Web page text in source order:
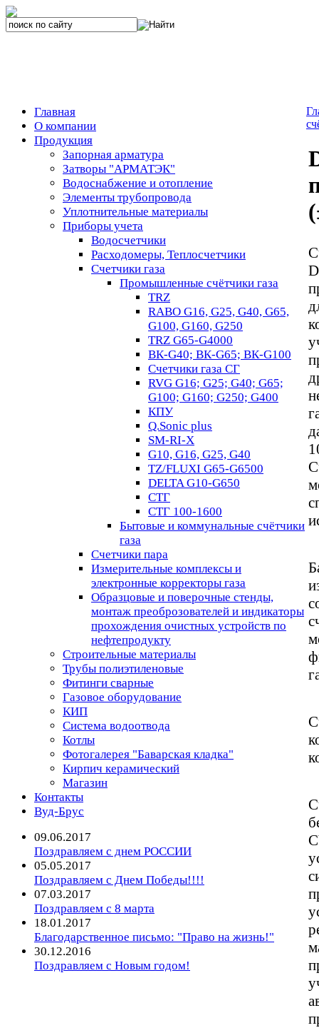
Главная
О компании
Продукция
Запорная арматура
Затворы "АРМАТЭК"
Водоснабжение и отопление
Элементы трубопровода
Уплотнительные материалы
Приборы учета
Водосчетчики
Расходомеры, Теплосчетчики
Счетчики газа
Промышленные счётчики газа
TRZ
RABO G16, G25, G40, G65,
G100, G160, G250
TRZ G65-G4000
ВК-G40; ВК-G65; ВК-G100
Счетчики газа СГ
RVG G16; G25; G40; G65;
G100; G160; G250; G400
КПУ
Q.Sonic plus
SM-RI-X
G10, G16, G25, G40
TZ/FLUXI G65-G6500
DELTA G10-G650
СТГ
СТГ 100-1600
Бытовые и коммунальные счётчики
газа
Счетчики пара
Измерительные комплексы и
электронные корректоры газа
Образцовые и поверочные стенды,
монтаж преоброзователей и индикаторы
прохождения очистных устройств по
нефтепродукту
Строительные материалы
Трубы полиэтиленовые
Фитинги сварные
Газовое оборудование
КИП
Система водоотвода
Котлы
Фотогалерея "Баварская кладка"
Кирпич керамический
Магазин
Контакты
Вуд-Брус
09.06.2017
Поздравляем с днем РОССИИ
05.05.2017
Поздравляем с Днем Победы!!!!
07.03.2017
Поздравляем с 8 марта
18.01.2017
Благодарственное письмо: "Право на жизнь!"
30.12.2016
Поздравляем с Новым годом!